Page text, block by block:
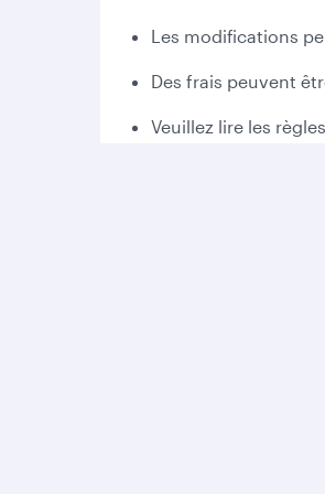
Les modifications
Des frais peuvent
Veuillez lire les